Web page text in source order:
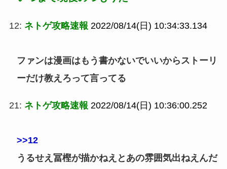
12: ネトゲ攻略速報 2022/08/14(日) 10:34:33.134
ファンは漫画はもう書かないでいいからストーリ
ーだけ教えろって言ってる
21: ネトゲ攻略速報 2022/08/14(日) 10:36:00.252
>>12
うるせえ冨樫が描かねえとあの雰囲気出ねえんだ